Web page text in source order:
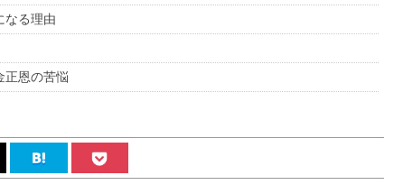
なる理由
正恩の苦悩